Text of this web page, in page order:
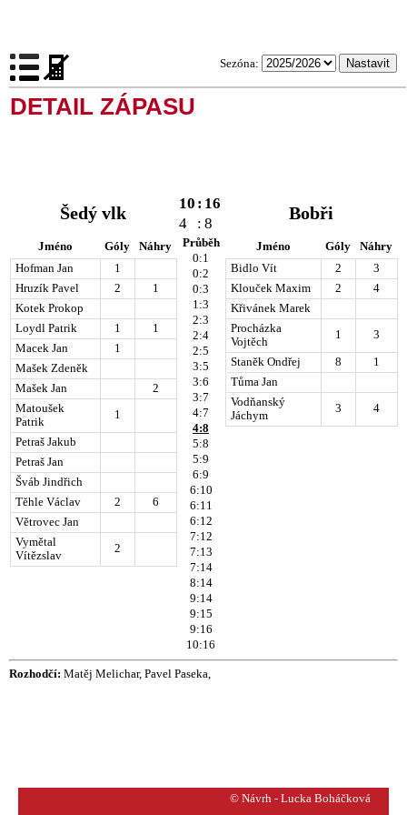
Sezóna:
DETAIL ZÁPASU
Šedý vlk 10 : 16
4
: 8
Bobři
Jméno Góly
Náhry
Hofman Jan
1
Hruzík Pavel
2
1
Kotek Prokop
Loydl Patrik
1
1
Macek Jan
1
Mašek Zdeněk
Mašek Jan
2
Matoušek
Patrik
1
Petraš Jakub
Petraš Jan
Šváb Jindřich
Těhle Václav
2
6
Větrovec Jan
Vymětal
Vítězslav
2
Průběh
0:1
0:2
0:3
1:3
2:3
2:4
2:5
3:5
3:6
3:7
4:7
4:8
5:8
5:9
6:9
6:10
6:11
6:12
7:12
7:13
7:14
8:14
9:14
9:15
9:16
10:16
Jméno Góly
Náhry
Bidlo Vít
2
3
Klouček Maxim
2
4
Křivánek Marek
Procházka
Vojtěch
1 3
Staněk Ondřej 8
1
Tůma Jan
Vodňanský
Jáchym
3 4
Rozhodčí: Matěj Melichar, Pavel Paseka,
© Návrh - Lucka Boháčková